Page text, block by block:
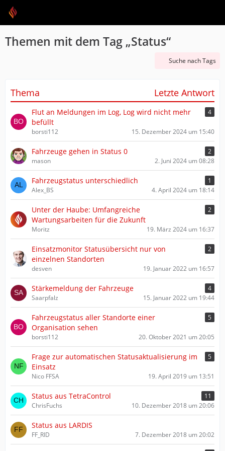
Themen mit dem Tag „Status“
Suche nach Tags
Thema Letzte Antwort
Flut an Meldungen im Log, Log wird nicht mehr
befüllt
4
borsti112 15. Dezember 2024 um 15:40
Fahrzeuge gehen in Status 0
2
mason
2. Juni 2024 um 08:28
Fahrzeugstatus unterschiedlich
1
Alex_BS
4. April 2024 um 18:14
Unter der Haube: Umfangreiche
Wartungsarbeiten für die Zukunft
2
Moritz 19. März 2024 um 16:37
Einsatzmonitor Statusübersicht nur von
einzelnen Standorten
2
desven 19. Januar 2022 um 16:57
Stärkemeldung der Fahrzeuge
4
Saarpfalz
15. Januar 2022 um 19:44
Fahrzeugstatus aller Standorte einer
Organisation sehen
5
borsti112 20. Oktober 2021 um 20:05
Frage zur automatischen Statusaktualisierung im
Einsatz
5
Nico FFSA 19. April 2019 um 13:51
Status aus TetraControl
11
ChrisFuchs
10. Dezember 2018 um 20:06
Status aus LARDIS
FF_RID 7. Dezember 2018 um 20:02